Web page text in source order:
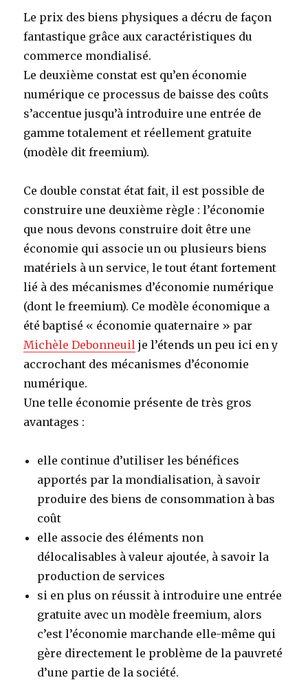
Le prix des biens physiques a décru de façon
fantastique grâce aux caractéristiques du
commerce mondialisé.
Le deuxième constat est qu’en économie
numérique ce processus de baisse des coûts
s’accentue jusqu’à introduire une entrée de
gamme totalement et réellement gratuite
(modèle dit freemium).
Ce double constat état fait, il est possible de
construire une deuxième règle : l’économie
que nous devons construire doit être une
économie qui associe un ou plusieurs biens
matériels à un service, le tout étant fortement
lié à des mécanismes d’économie numérique
(dont le freemium). Ce modèle économique a
été baptisé « économie quaternaire » par
Michèle Debonneuil je l’étends un peu ici en y
accrochant des mécanismes d’économie
numérique.
Une telle économie présente de très gros
avantages :
elle continue d’utiliser les bénéfices
apportés par la mondialisation, à savoir
produire des biens de consommation à bas
coût
elle associe des éléments non
délocalisables à valeur ajoutée, à savoir la
production de services
si en plus on réussit à introduire une entrée
gratuite avec un modèle freemium, alors
c’est l’économie marchande elle-même qui
gère directement le problème de la pauvreté
d’une partie de la société.